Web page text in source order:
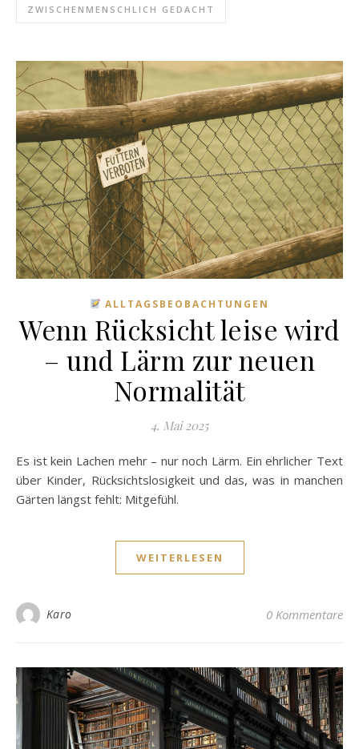
ZWISCHENMENSCHLICH GEDACHT
ALLTAGSBEOBACHTUNGEN
Wenn Rücksicht leise wird
– und Lärm zur neuen
Normalität
4. Mai 2025
Es ist kein Lachen mehr – nur noch Lärm. Ein ehrlicher Text
über Kinder, Rücksichtslosigkeit und das, was in manchen
Gärten längst fehlt: Mitgefühl.
WEITERLESEN
Karo 0 Kommentare